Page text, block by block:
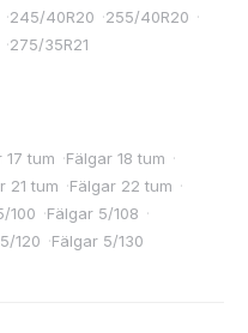
·245/40R20 ·255/40R20 ·
·275/35R21
17 tum ·Fälgar 18 tum ·
21 tum ·Fälgar 22 tum ·
100 ·Fälgar 5/108 ·
120 ·Fälgar 5/130